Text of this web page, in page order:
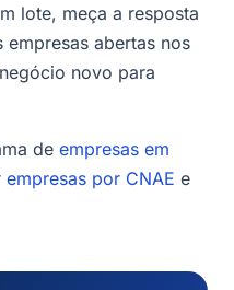
lote, meça a resposta
abertas nos
novo para
de empresas em
empresas por CNAE e